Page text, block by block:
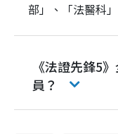
部」、「法醫科
《法證先鋒5
員？